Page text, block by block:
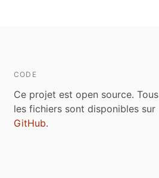
CODE
Ce projet est open source. Tous
les fichiers sont disponibles sur
GitHub.